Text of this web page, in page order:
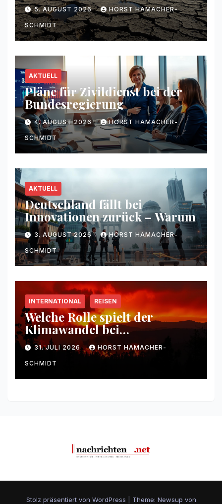
5. AUGUST 2026 HORST HAMACHER-
SCHMIDT
AKTUELL
Pläne für Zivildienst bei der
Bundesregierung
4. AUGUST 2026 HORST HAMACHER-
SCHMIDT
AKTUELL
Deutschland fällt bei
Innovationen zurück – Warum
3. AUGUST 2026 HORST HAMACHER-
SCHMIDT
INTERNATIONAL REISEN
Welche Rolle spielt der
Klimawandel bei
Waldbränden?
31. JULI 2026 HORST HAMACHER-
SCHMIDT
Stolz präsentiert von WordPress Theme: Newsup von